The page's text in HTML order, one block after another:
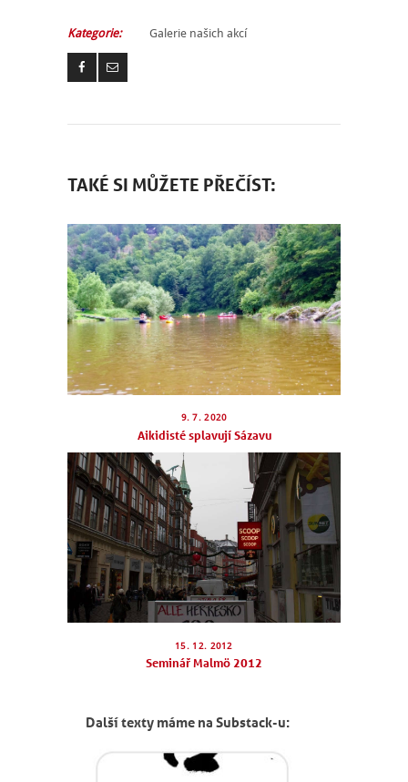
SEMINÁŘE
PRO FIRMY
NÁŠ BLOG
Kategorie: Galerie našich akcí
TAKÉ SI MŮŽETE PŘEČÍST:
9. 7. 2020
Aikidisté splavují Sázavu
15. 12. 2012
Seminář Malmö 2012
Další texty máme na Substack-u: